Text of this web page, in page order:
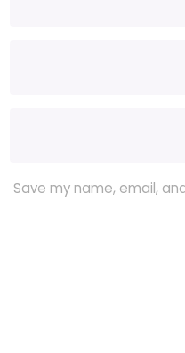
Save my name, email,